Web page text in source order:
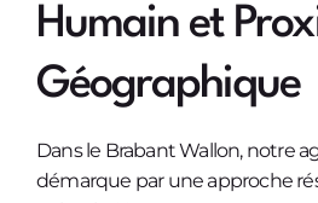
Humain et
Géographique
Dans le Brabant Wallon, notre
démarque par une approche